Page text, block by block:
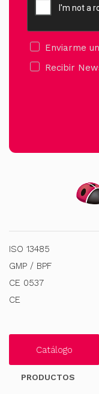
Enviarme
Recibir
ISO 13485
GMP / BPF
CE 0537
CE
Catálogo
PRODUCTOS